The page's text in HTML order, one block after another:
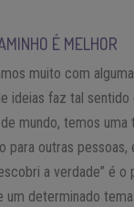
É MELHOR
muito com
ideias faz tal sentido
mundo, temos uma
para outras pessoas,
a verdade” é o
determinado